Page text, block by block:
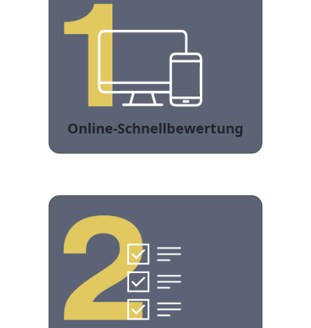
Online-Schnellbewertung